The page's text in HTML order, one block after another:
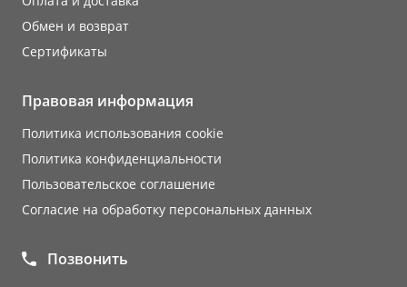
Обмен и возврат
Сертификаты
Правовая информация
Политика использования cookie
Политика конфиденциальности
Пользовательское соглашение
Согласие на обработку персональных данных
Позвонить